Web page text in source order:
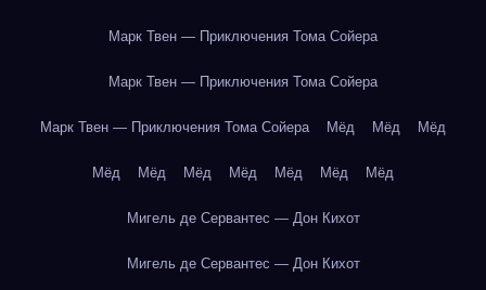
Марк Твен — Приключения Тома Сойера
Марк Твен — Приключения Тома Сойера
Марк Твен — Приключения Тома Сойера Мёд Мёд Мёд
Мёд Мёд Мёд Мёд Мёд Мёд Мёд
Мигель де Сервантес — Дон Кихот
Мигель де Сервантес — Дон Кихот